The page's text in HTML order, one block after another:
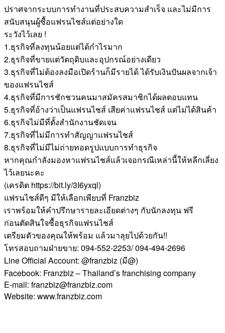
ปราศจากระบบการทำงานที่ประสบความสำเร็จ และไม่มีการ
สนับสนุนผู้ซื้อแฟรนไชส์แต่อย่างใด
ระวังไว้เลย !
1.ธุรกิจที่ลงทุนน้อยแต่ได้กำไรมาก
2.ธุรกิจที่ขายแต่วัตถุดิบและอุปกรณ์อย่างเดียว
3.ธุรกิจที่ไม่ต้องลงมือเปิดร้านก็มีรายได้ ได้รับเงินปันผลจากเจ้า
ของแฟรนไชส์
4.ธุรกิจที่มีการชักชวนคนมาสมัครสมาชิกได้ผลตอบแทน
5.ธุรกิจที่อ้างว่าเป็นแฟรนไชส์ เสียค่าแฟรนไชส์ แต่ไม่ได้สินค้า
6.ธุรกิจไม่มีที่ตั้งสำนักงานชัดเจน
7.ธุรกิจที่ไม่มีการทำสัญญาแฟรนไชส์
8.ธุรกิจที่ไม่มีไม่ถ่ายทอดรูปแบบการทำธุรกิจ
หากคุณกำลังมองหาแฟรนไชส์แล้วเจอกรณีเหล่านี้ให้หลีกเลี่ยง
ไว้เลยนะคะ
(เครดิต https://bit.ly/3I6yxql)
แฟรนไชส์ดีๆ มีให้เลือกเพียบที่ Franzbiz
เราพร้อมให้คำปรึกษารายละเอียดต่างๆ กับนักลงทุน ฟรี
ก่อนตัดสินใจซื้อธุรกิจแฟรนไชส์
เตรียมตัวของคุณให้พร้อม แล้วมาลุยไปด้วยกัน!!
โทรสอบถามฝ่ายขาย: 094-552-2253/ 094-494-2696
Line Official Account: @franzbiz (มี@)
Facebook: Franzbiz – Thailand’s franchising company
E-mail: franzbiz@franzbiz.com
Website: www.franzbiz.com